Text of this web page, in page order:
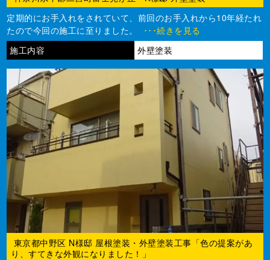
定期的にお手入れをされていて、前回のお手入れから10年経たれ
たので今回の施工に至りました。
･･･続きを見る
施工内容
外壁塗装
東京都中野区 N様邸 屋根塗装・外壁塗装工事「色の提案があ
り、すてきな外観になりました！」